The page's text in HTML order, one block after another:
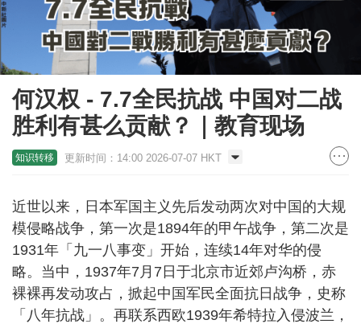
何汉权 - 7.7全民抗战 中国对二战
胜利有甚么贡献？｜教育现场
知识转移 更新时间：14:00 2026-07-07 HKT
近世以来，日本军国主义先后发动两次对中国的大规
模侵略战争，第一次是1894年的甲午战争，第二次是
1931年「九一八事变」开始，连续14年对华的侵
略。当中，1937年7月7日于北京市近郊卢沟桥，赤
裸裸再发动攻占，掀起中国军民全面抗日战争，史称
「八年抗战」。再联系西欧1939年希特拉入侵波兰，